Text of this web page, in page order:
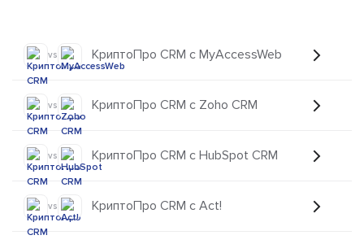
vs КриптоПро CRM с MyAccessWeb
vs КриптоПро CRM с Zoho CRM
vs КриптоПро CRM с HubSpot CRM
vs КриптоПро CRM с Act!